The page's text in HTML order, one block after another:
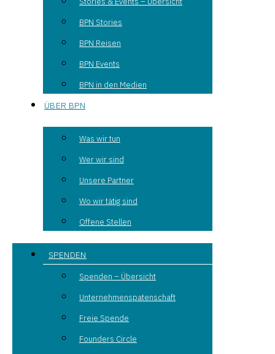
BPN Stories
BPN Reisen
BPN Events
BPN in den Medien
ÜBER BPN
Was wir tun
Wer wir sind
Unsere Partner
Wo wir tätig sind
Offene Stellen
SPENDEN
Spenden – Übersicht
Unternehmenspatenschaft
Freie Spende
Founders Circle